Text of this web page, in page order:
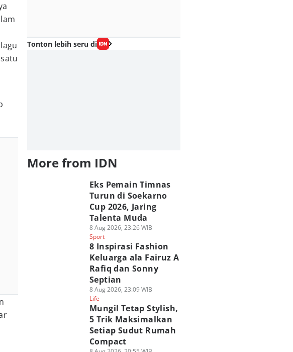
Tonton lebih seru di
More from IDN
Eks Pemain Timnas
Turun di Soekarno
Cup 2026, Jaring
Talenta Muda
8 Aug 2026, 23:26 WIB
Sport
8 Inspirasi Fashion
Keluarga ala Fairuz A
Rafiq dan Sonny
Septian
8 Aug 2026, 23:09 WIB
Life
Mungil Tetap Stylish,
5 Trik Maksimalkan
Setiap Sudut Rumah
Compact